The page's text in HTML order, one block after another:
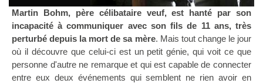
Martin Bohm, père célibataire veuf, est hanté par son
incapacité à communiquer avec son fils de 11 ans, très
perturbé depuis la mort de sa mère. Mais tout change le jour
où il découvre que celui-ci est un petit génie, qui voit ce que
personne d'autre ne remarque et qui est capable de connecter
entre eux deux événements qui semblent ne rien avoir en